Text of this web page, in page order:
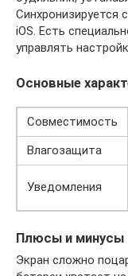
Синхронизируется
iOS. Есть
управлять
Основные
Совместимость
Влагозащита
Уведомления
Плюсы и минусы
Экран сложно